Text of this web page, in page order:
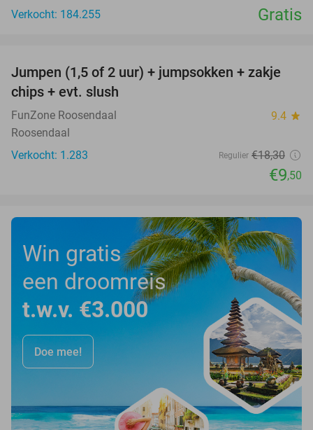
Verkocht: 184.255
Gratis
48%
Jumpen (1,5 of 2 uur) + jumpsokken + zakje
chips + evt. slush
FunZone Roosendaal 9.4 star
Roosendaal
Verkocht: 1.283
Regulier €18,30
€9,50
Win gratis
een droomreis
t.w.v. €3.000
Doe mee!